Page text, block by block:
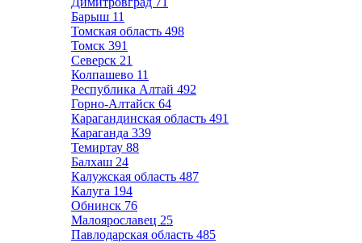
Барыш 11
Томская область 498
Томск 391
Северск 21
Колпашево 11
Республика Алтай 492
Горно-Алтайск 64
Карагандинская область 491
Караганда 339
Темиртау 88
Балхаш 24
Калужская область 487
Калуга 194
Обнинск 76
Малоярославец 25
Павлодарская область 485